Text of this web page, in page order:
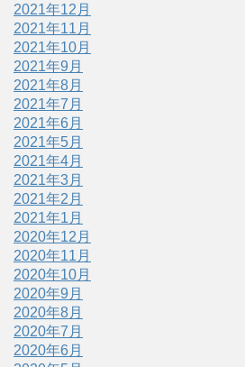
2021年12月
2021年11月
2021年10月
2021年9月
2021年8月
2021年7月
2021年6月
2021年5月
2021年4月
2021年3月
2021年2月
2021年1月
2020年12月
2020年11月
2020年10月
2020年9月
2020年8月
2020年7月
2020年6月